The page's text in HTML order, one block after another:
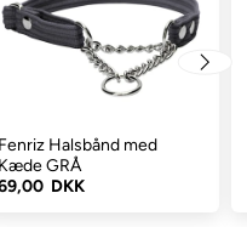
Fenriz Halsbånd med
Kæde GRÅ
DKK